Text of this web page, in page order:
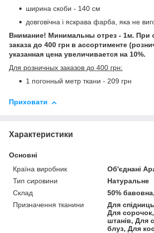
ширина скоби - 140 см
довговічна і яскрава фарба, яка не
Внимание! Минимальны отрез - 1м. При
заказа до 400 грн в ассортименте
указанная цена увеличивается на 10%.
Для розничных заказов до 400 грн:
1 погонный метр ткани - 209 грн
Приховати
Характеристики
Основні
Країна виробник
Об'єднані
Тип сировини
Натуральне
Склад
50%
Призначення тканини
Для
Для
штанів, Для
блуз, Для